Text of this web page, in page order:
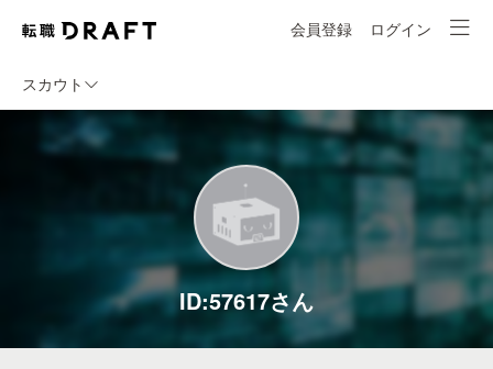
会員登録 ログイン
スカウト
ID:57617さん